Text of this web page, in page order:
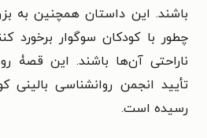
باشند. این داستان همچنین به
چطور با کودکان سوگوار برخورد
ناراحتی آن‌ها باشند. این قصۀ
تأیید انجمن روانشناسی
رسیده است.